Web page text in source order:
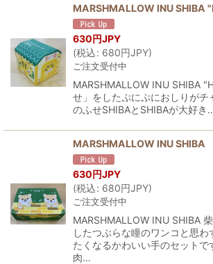
MARSHMALLOW INU SHIBA
630円JPY
(税込: 680円JPY)
ご注文受付中
MARSHMALLOW INU SHIBA
せ」をしたぷにぷにおしりがチ
のふせSHIBAとSHIBAが大好き
MARSHMALLOW INU SHIBA
630円JPY
(税込: 680円JPY)
ご注文受付中
MARSHMALLOW INU SHIBA
したつぶらな瞳のワンコと思わ
たくなるかわいい手のセットで
肉…